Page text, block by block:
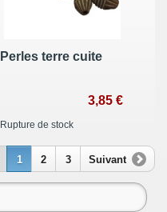
Perles terre cuite
3,85 €
Rupture de stock
1 2 3 Suivant